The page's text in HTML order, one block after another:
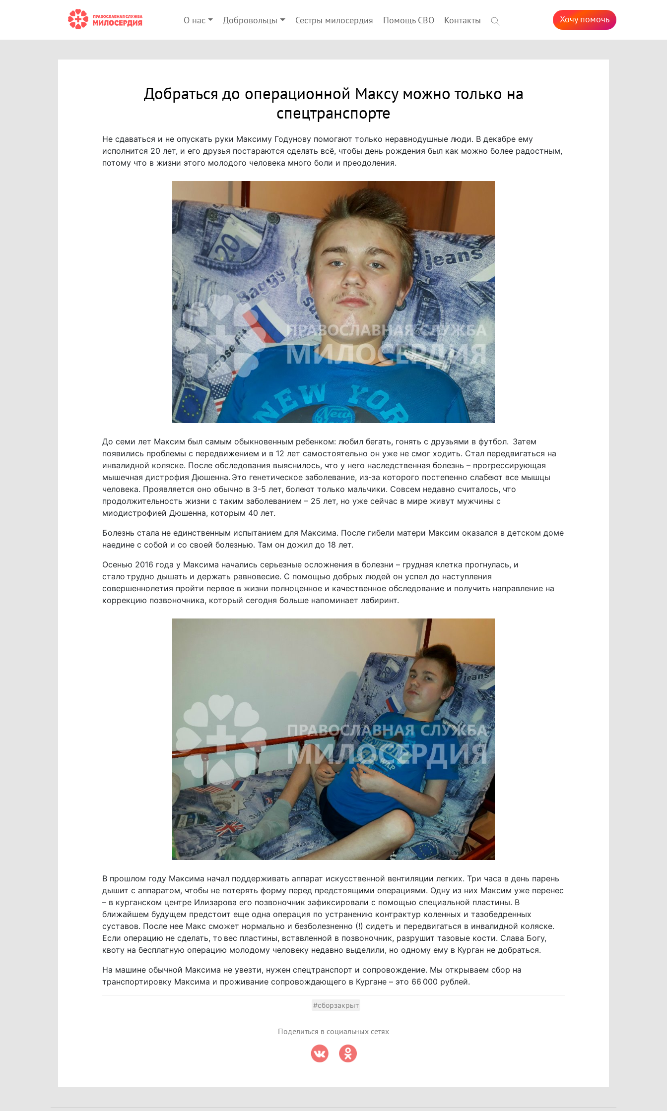
О нас Добровольцы Сестры милосердия Помощь СВО Контакты Хочу помочь
Добраться до операционной Максу можно только на
спецтранспорте
Не сдаваться и не опускать руки Максиму Годунову помогают только неравнодушные люди. В декабре ему
исполнится 20 лет, и его друзья постараются сделать всё, чтобы день рождения был как можно более радостным,
потому что в жизни этого молодого человека много боли и преодоления.
До семи лет Максим был самым обыкновенным ребенком: любил бегать, гонять с друзьями в футбол. Затем
появились проблемы с передвижением и в 12 лет самостоятельно он уже не смог ходить. Стал передвигаться на
инвалидной коляске. После обследования выяснилось, что у него наследственная болезнь – прогрессирующая
мышечная дистрофия Дюшенна. Это генетическое заболевание, из-за которого постепенно слабеют все мышцы
человека. Проявляется оно обычно в 3-5 лет, болеют только мальчики. Совсем недавно считалось, что
продолжительность жизни с таким заболеванием – 25 лет, но уже сейчас в мире живут мужчины с
миодистрофией Дюшенна, которым 40 лет.
Болезнь стала не единственным испытанием для Максима. После гибели матери Максим оказался в детском доме
наедине с собой и со своей болезнью. Там он дожил до 18 лет.
Осенью 2016 года у Максима начались серьезные осложнения в болезни – грудная клетка прогнулась, и
стало трудно дышать и держать равновесие. С помощью добрых людей он успел до наступления
совершеннолетия пройти первое в жизни полноценное и качественное обследование и получить направление на
коррекцию позвоночника, который сегодня больше напоминает лабиринт.
В прошлом году Максима начал поддерживать аппарат искусственной вентиляции легких. Три часа в день парень
дышит с аппаратом, чтобы не потерять форму перед предстоящими операциями. Одну из них Максим уже перенес
– в курганском центре Илизарова его позвоночник зафиксировали с помощью специальной пластины. В
ближайшем будущем предстоит еще одна операция по устранению контрактур коленных и тазобедренных
суставов. После нее Макс сможет нормально и безболезненно (!) сидеть и передвигаться в инвалидной коляске.
Если операцию не сделать, то вес пластины, вставленной в позвоночник, разрушит тазовые кости. Слава Богу,
квоту на бесплатную операцию молодому человеку недавно выделили, но одному ему в Курган не добраться.
На машине обычной Максима не увезти, нужен спецтранспорт и сопровождение. Мы открываем сбор на
транспортировку Максима и проживание сопровождающего в Кургане – это 66 000 рублей.
#сборзакрыт
Поделиться в социальных сетях